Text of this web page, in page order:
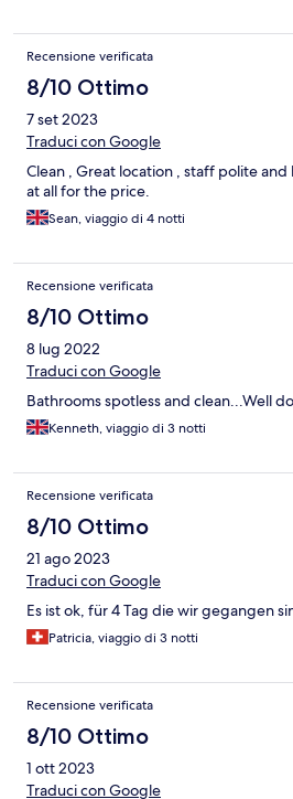
Recensione verificata
8/10 Ottimo
7 set 2023
Traduci con Google
Clean , Great location , staff polite
at all for the price.
Sean, viaggio di 4 notti
Recensione verificata
8/10 Ottimo
8 lug 2022
Traduci con Google
Bathrooms spotless and clean...Well
Kenneth, viaggio di 3 notti
Recensione verificata
8/10 Ottimo
21 ago 2023
Traduci con Google
Es ist ok, für 4 Tag die wir gegangen
Patricia, viaggio di 3 notti
Recensione verificata
8/10 Ottimo
1 ott 2023
Traduci con Google